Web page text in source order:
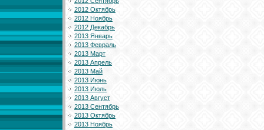
2012 Октябрь
2012 Ноябрь
2012 Декабрь
2013 Январь
2013 Февраль
2013 Март
2013 Апрель
2013 Май
2013 Июнь
2013 Июль
2013 Август
2013 Сентябрь
2013 Октябрь
2013 Ноябрь